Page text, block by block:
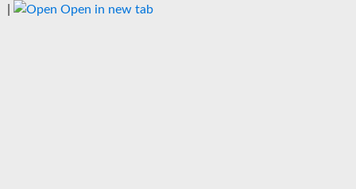
Open in new tab